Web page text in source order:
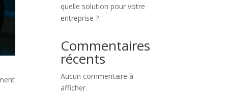
quelle solution pour votre
entreprise ?
Commentaires
récents
Aucun commentaire à
afficher.